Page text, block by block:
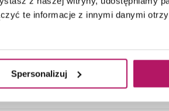
te informacje z innymi danymi
Spersonalizuj
Stała
183 mm
Kolor: Chrom